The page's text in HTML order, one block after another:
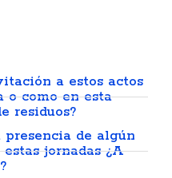
a estos actos
o como en esta
residuos?
presencia de algún
jornadas ¿A